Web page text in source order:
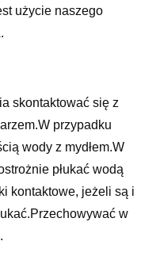
użycie naszego
skontaktować się z
przypadku
wody z mydłem.W
płukać wodą
kontaktowe, jeżeli są i
w